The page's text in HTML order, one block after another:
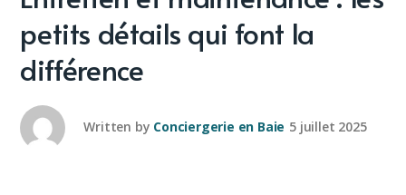
petits détails qui font la
différence
Written by Conciergerie en Baie 5 juillet 2025